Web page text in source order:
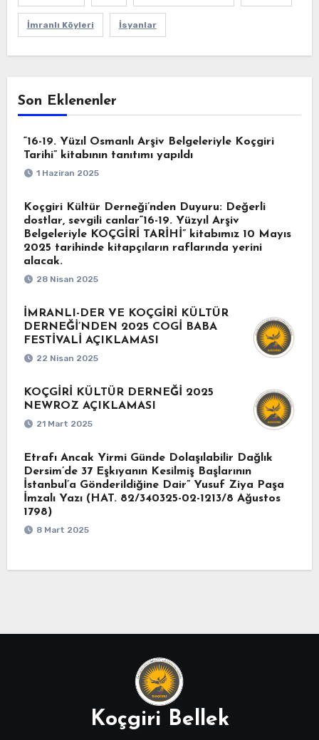
İmranlı Köyleri İsyanlar
Son Eklenenler
“16-19. Yüzıl Osmanlı Arşiv Belgeleriyle Koçgiri
Tarihi” kitabının tanıtımı yapıldı
1 Haziran 2025
Koçgiri Kültür Derneği’nden Duyuru: Değerli
dostlar, sevgili canlar“16-19. Yüzyıl Arşiv
Belgeleriyle KOÇGİRİ TARİHİ” kitabımız 10 Mayıs
2025 tarihinde kitapçıların raflarında yerini
alacak.
28 Nisan 2025
İMRANLI-DER VE KOÇGİRİ KÜLTÜR
DERNEĞİ’NDEN 2025 COGİ BABA
FESTİVALİ AÇIKLAMASI
22 Nisan 2025
KOÇGİRİ KÜLTÜR DERNEĞİ 2025
NEWROZ AÇIKLAMASI
21 Mart 2025
Etrafı Ancak Yirmi Günde Dolaşılabilir Dağlık
Dersim’de 37 Eşkıyanın Kesilmiş Başlarının
İstanbul’a Gönderildiğine Dair” Yusuf Ziya Paşa
İmzalı Yazı (HAT. 82/340325-02-1213/8 Ağustos
1798)
8 Mart 2025
Koçgiri Bellek